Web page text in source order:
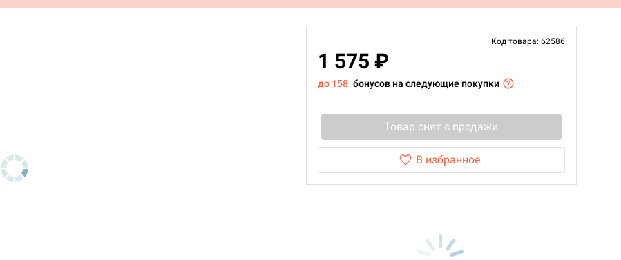
Код товара: 62586
1 575 ₽
до 158 бонусов на следующие покупки
Товар снят с продажи
В избранное